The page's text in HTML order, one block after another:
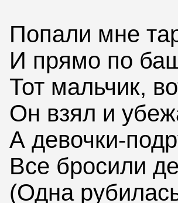
Попали мне
И прямо по
Тот мальчик,
Он взял и
А девочки-
Все бросили
(Одна